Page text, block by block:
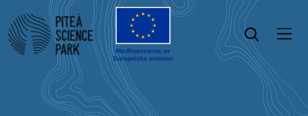
Öppna sök
Öppna menyn